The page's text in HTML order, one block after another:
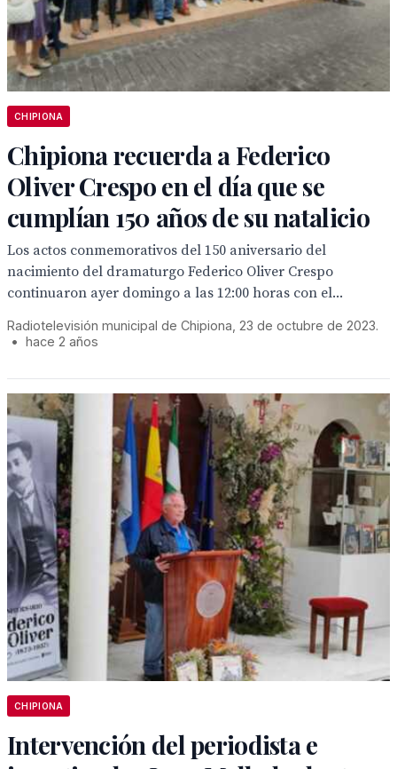
CHIPIONA
Chipiona recuerda a Federico
Oliver Crespo en el día que se
cumplían 150 años de su natalicio
Los actos conmemorativos del 150 aniversario del
nacimiento del dramaturgo Federico Oliver Crespo
continuaron ayer domingo a las 12:00 horas con el...
Radiotelevisión municipal de Chipiona, 23 de octubre de 2023.
• hace 2 años
CHIPIONA
Intervención del periodista e